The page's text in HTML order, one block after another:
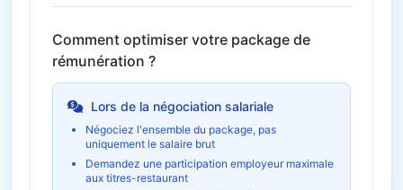
Économie fiscale potentielle
2 778€
Télétravail
Formation et
développement
an
Budget formation personnel
Comment optimiser votre package de
rémunération ?
Lors de la négociation salariale
Négociez l'ensemble du package, pas
uniquement le salaire brut
Demandez une participation employeur maximale
aux titres-restaurant